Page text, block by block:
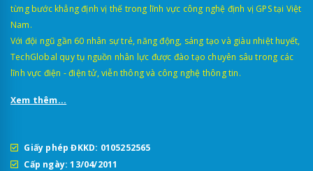
từng bước khẳng định vị thế trong lĩnh vực công nghệ định vị GPS tại Việt
Nam.
Với đội ngũ gần 60 nhân sự trẻ, năng động, sáng tạo và giàu nhiệt huyết,
TechGlobal quy tụ nguồn nhân lực được đào tạo chuyên sâu trong các
lĩnh vực điện - điện tử, viễn thông và công nghệ thông tin.
Xem thêm...
Giấy phép ĐKKD: 0105252565
Cấp ngày: 13/04/2011